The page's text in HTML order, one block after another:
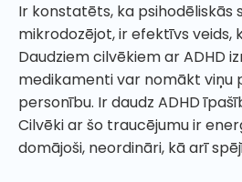
Ir konstatēts, ka psihodēliskās
mikrodozējot, ir efektīvs veids,
Daudziem cilvēkiem ar ADHD
medikamenti var nomākt viņu
personību. Ir daudz ADHD
Cilvēki ar šo traucējumu ir
domājoši, neordināri, kā arī